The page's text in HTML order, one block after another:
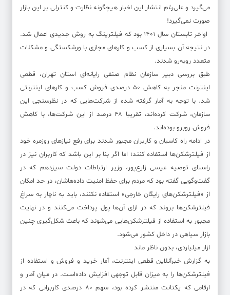
می‌گیرد و علی‌رغم انتشار این اخبار هیچگونه نظارت و کنترلی بر این بازار
صورت نمی‌گیرد!
اواخر تابستان سال ۱۴۰۱ بود که فیلترینگ به روش جدیدی اعمال شد.
در نتیجه آن بسیاری از کسب و کارهای مجازی با ورشکستگی و مشکلات
متعدد روبه‌رو شدند.
طبق بررسی دبیر سازمان نظام صنفی رایانه‌ای استان تهران، قطعی
اینترنت منجر به کاهش ۵۰ درصدی فروش کسب و کارهای اینترنتی
شد. با توجه به آمار گرفته شده از شرکت‌‎هایی که در نظرسنجی این
سازمان، شرکت کرده‌اند، تقریبا ۴۸ درصد از این شرکت‌ها، با کاهش
فروش روبرو بوده‌اند.
در ادامه راه کاسبان و کاربران مجبور شدند برای رفع نیازهای روزمره خود
از فیلترشکن‌ها استفاده کنند؛ اما اگر بنا بر این باشد که کاربران نیز در
راستای توصیه عیسی زارع‌پور، وزیر ارتباطات دولت سیزدهم که در
گفت‌وگویی گفته بود که مردم برای حفظ امنیت داده‌هاشان، در حد امکان
از «فیلترشکن‌های رایگان خارجی» استفاده نکنند، باید به ناچار به سراغ
فیلترشکن‌ها بروند که در ازای آن‌ها پول پرداخت می‌کنند و در نهایت
مجبور به استفاده از فیلترشکن‌هایی می‌شوند که باعث شکل‌گیری چنین
بازار سیاهی در داخل کشور می‌شود.
ازار میلیاردی، بدون ناظر ماند
به گزارش خبرآنلاین قطعی اینترنت، آمار خرید و فروش و استفاده از
فیلترشکن‌ها را به میزان قابل توجهی افزایش داده‌است. در میان آمار و
ارقامی که یکتانت منتشر کرده بود، سهم ۸۰ درصدی کاربرانی که در